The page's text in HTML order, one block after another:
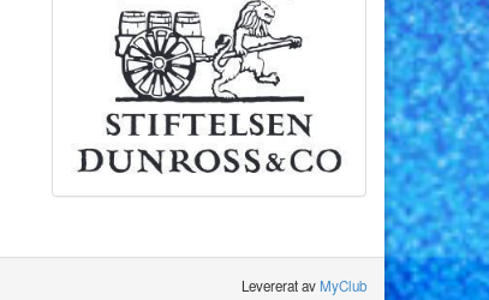
Levererat avMyClub